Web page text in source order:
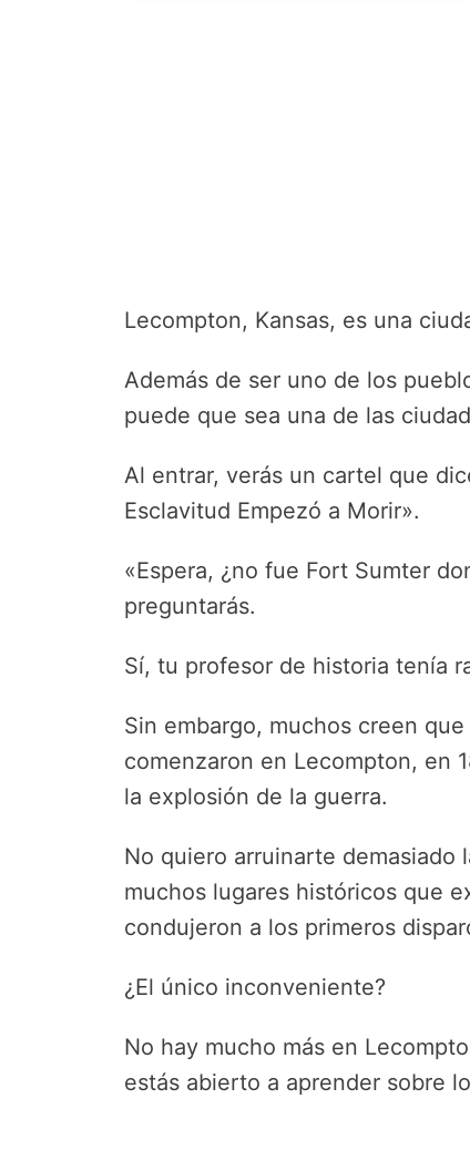
Lecompton, Kansas, es una
Además de ser uno de los
puede que sea una de las
Al entrar, verás un cartel que
Esclavitud Empezó a Morir».
«Espera, ¿no fue Fort Sumter
preguntarás.
Sí, tu profesor de historia tenía
Sin embargo, muchos creen
comenzaron en Lecompton, en
la explosión de la guerra.
No quiero arruinarte demasiado
muchos lugares históricos que
condujeron a los primeros
¿El único inconveniente?
No hay mucho más en
estás abierto a aprender sobre